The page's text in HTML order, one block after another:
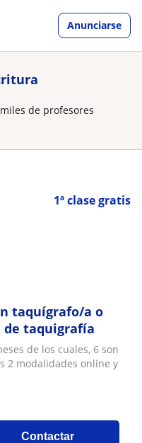
Anunciarse
de profesores
1ª clase gratis
taquígrafo/a o
taquigrafía
de los cuales, 6 son
2 modalidades online y
Contactar